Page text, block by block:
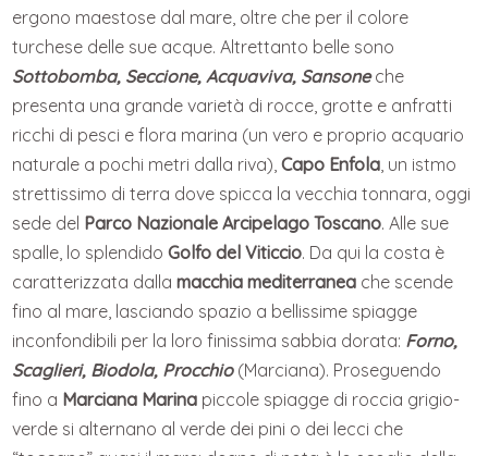
ergono maestose dal mare, oltre che per il colore
turchese delle sue acque. Altrettanto belle sono
Sottobomba, Seccione, Acquaviva, Sansoneche
presenta una grande varietà di rocce, grotte e anfratti
ricchi di pesci e flora marina (un vero e proprio acquario
naturale a pochi metri dalla riva),Capo Enfola , un istmo
strettissimo di terra dove spicca la vecchia tonnara, oggi
sede del Parco Nazionale Arcipelago Toscano. Alle sue
spalle, lo splendidoGolfo del Viticcio. Da qui la costa è
caratterizzata dallamacchia mediterranea che scende
fino al mare, lasciando spazio a bellissime spiagge
inconfondibili per la loro finissima sabbia dorata: Forno,
Scaglieri, Biodola, Procchio(Marciana). Proseguendo
fino a Marciana Marina piccole spiagge di roccia grigio-
verde si alternano al verde dei pini o dei lecci che